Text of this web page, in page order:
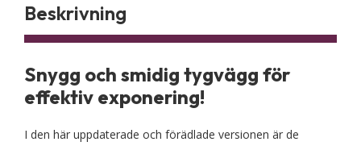
Beskrivning
Snygg och smidig tygvägg för
effektiv exponering!
I den här uppdaterade och förädlade versionen är de